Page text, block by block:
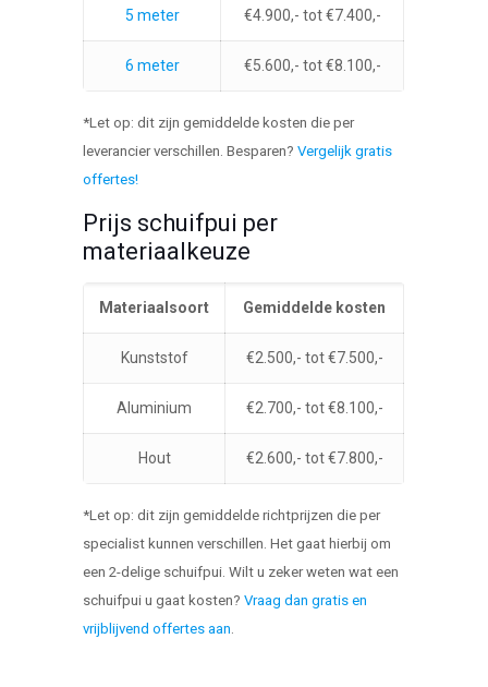
5 meter €4.900,- tot €7.400,-
6 meter €5.600,- tot €8.100,-
*Let op: dit zijn gemiddelde kosten die per
leverancier verschillen. Besparen?Vergelijk gratis
offertes!
Prijs schuifpui per
materiaalkeuze
Materiaalsoort Gemiddelde kosten
Kunststof €2.500,- tot €7.500,-
Aluminium €2.700,- tot €8.100,-
Hout €2.600,- tot €7.800,-
*Let op: dit zijn gemiddelde richtprijzen die per
specialist kunnen verschillen. Het gaat hierbij om
een 2-delige schuifpui. Wilt u zeker weten wat een
schuifpui u gaat kosten?Vraag dan gratis en
vrijblijvend offertes aan